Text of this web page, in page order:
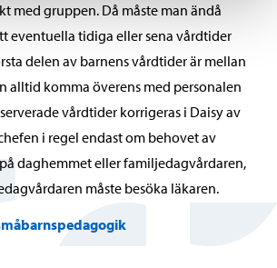
med gruppen. Då måste man ändå
eventuella tidiga eller sena vårdtider
delen av barnens vårdtider är mellan
alltid komma överens med personalen
vårdtider korrigeras i Daisy av
i regel endast om behovet av
daghemmet eller familjedagvårdaren,
måste besöka läkaren.